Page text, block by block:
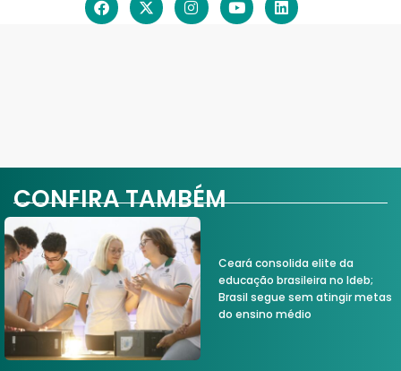
CONFIRA TAMBÉM
Ceará consolida elite da
educação brasileira no Ideb;
Brasil segue sem atingir metas
do ensino médio